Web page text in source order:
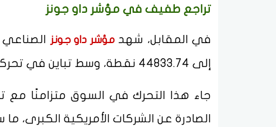
تراجع طفيف في مؤشر داو جونز
في المقابل، شهدمؤشر داو جونز
إلى 44833.74 نقطة، وسط تباين في تحركات الأسهم القيادية.
جاء هذا التحرك في السوق متزامنًا مع
الصادرة عن الشركات الأمريكية الكبرى،